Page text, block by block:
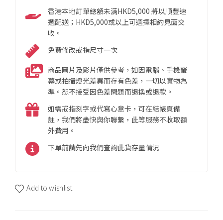
香港本地訂單總額未满HKD5,000 將以順豐速
遞配送；HKD5,000或以上可選擇相約見面交
收。
免費修改戒指尺寸一次
商品圖片及影片僅供參考，如因電腦、手機螢
幕或拍攝燈光差異而存有色差，一切以實物為
準。恕不接受因色差問題而退換或退款。
如需戒指刻字或代寫心意卡，可在結帳頁備
註，我們將盡快與你聯繫，此等服務不收取額
外費用。
下單前請先向我們查詢此貨存量情況
Add to wishlist